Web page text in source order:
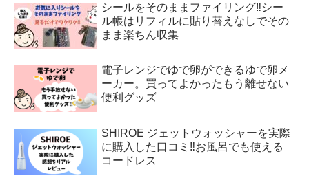
シールをそのままファイリング‼︎シー
ル帳はリフィルに貼り替えなしでその
まま楽ちん収集
電子レンジでゆで卵ができるゆで卵メ
ーカー。買ってよかったもう離せない
便利グッズ
SHIROE ジェットウォッシャーを実際
に購入した口コミ‼︎お風呂でも使える
コードレス